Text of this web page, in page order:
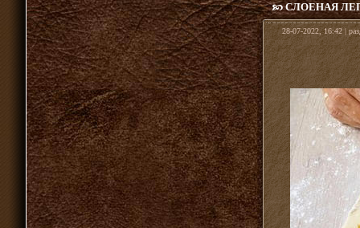
СЛОЕНАЯ
28-07-2022, 16:42 |